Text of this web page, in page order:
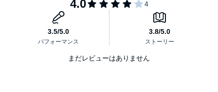
まだレビューはありません